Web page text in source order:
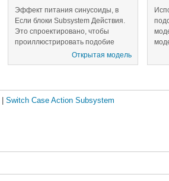
Эффект питания синусоиды, в
Если блоки Subsystem Действия.
Это спроектировано, чтобы
проиллюстрировать подобие
между Если блок Subsystem
Действия и Enabled блок
Открытая модель
Switch Case Action Subsystem